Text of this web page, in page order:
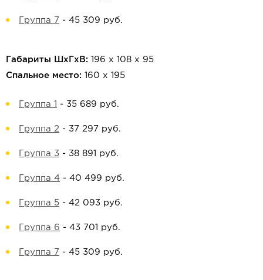
Группа 7 - 45 309 руб.
Габариты ШхГхВ: 196 х 108 х 95
Спальное место: 160 х 195
Группа 1 - 35 689 руб.
Группа 2 - 37 297 руб.
Группа 3 - 38 891 руб.
Группа 4 - 40 499 руб.
Группа 5 - 42 093 руб.
Группа 6 - 43 701 руб.
Группа 7 - 45 309 руб.